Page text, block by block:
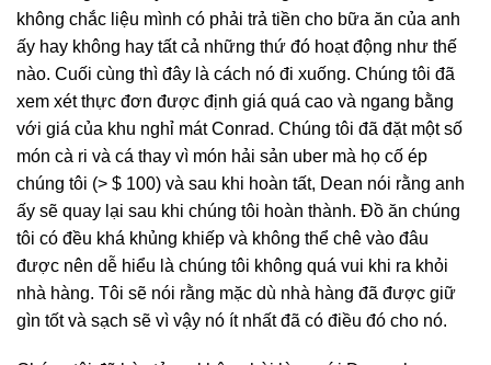
không chắc liệu mình có phải trả tiền cho bữa ăn của anh
ấy hay không hay tất cả những thứ đó hoạt động như thế
nào. Cuối cùng thì đây là cách nó đi xuống. Chúng tôi đã
xem xét thực đơn được định giá quá cao và ngang bằng
với giá của khu nghỉ mát Conrad. Chúng tôi đã đặt một số
món cà ri và cá thay vì món hải sản uber mà họ cố ép
chúng tôi (> $ 100) và sau khi hoàn tất, Dean nói rằng anh
ấy sẽ quay lại sau khi chúng tôi hoàn thành. Đồ ăn chúng
tôi có đều khá khủng khiếp và không thể chê vào đâu
được nên dễ hiểu là chúng tôi không quá vui khi ra khỏi
nhà hàng. Tôi sẽ nói rằng mặc dù nhà hàng đã được giữ
gìn tốt và sạch sẽ vì vậy nó ít nhất đã có điều đó cho nó.